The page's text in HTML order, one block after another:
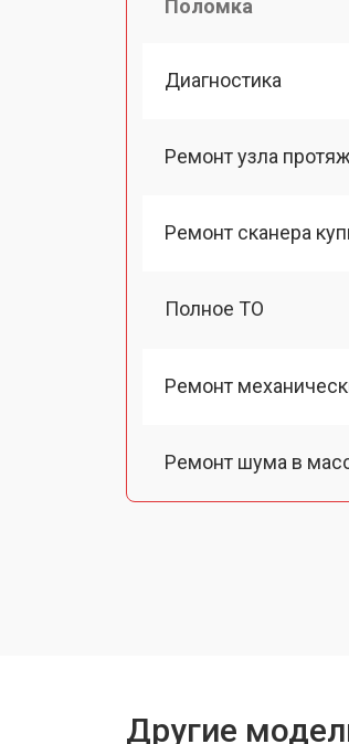
Поломка
Диагностика
Ремонт узла
Ремонт сканера
Полное ТО
Ремонт
Ремонт шума в
Другие